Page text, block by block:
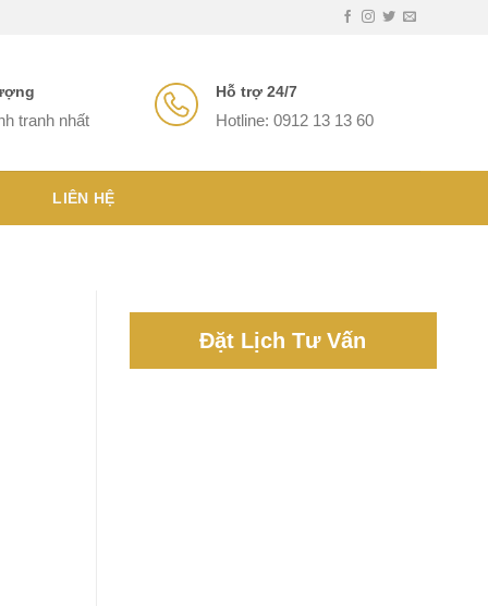
tranh nhất
Hỗ trợ 24/7
Hotline: 0912 13 13 60
LIÊN HỆ
Đặt Lịch Tư Vấn